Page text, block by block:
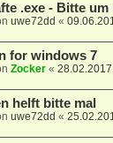
.exe - Bitte um
uwe72dd «
for windows 7
Zocker «
helft bitte mal
uwe72dd «